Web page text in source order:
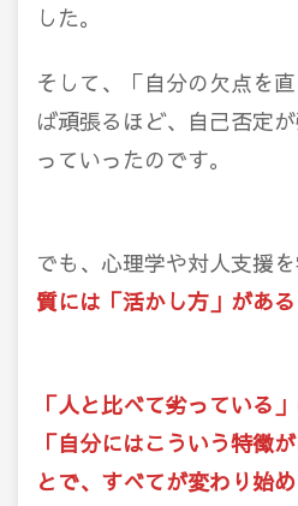
した。
そして、「自分の欠点を
ば頑張るほど、自己否定
っていったのです。
でも、心理学や対人支援を
質には「活かし方」がある
「人と比べて劣っている
「自分にはこういう特徴
とで、すべてが変わり始め